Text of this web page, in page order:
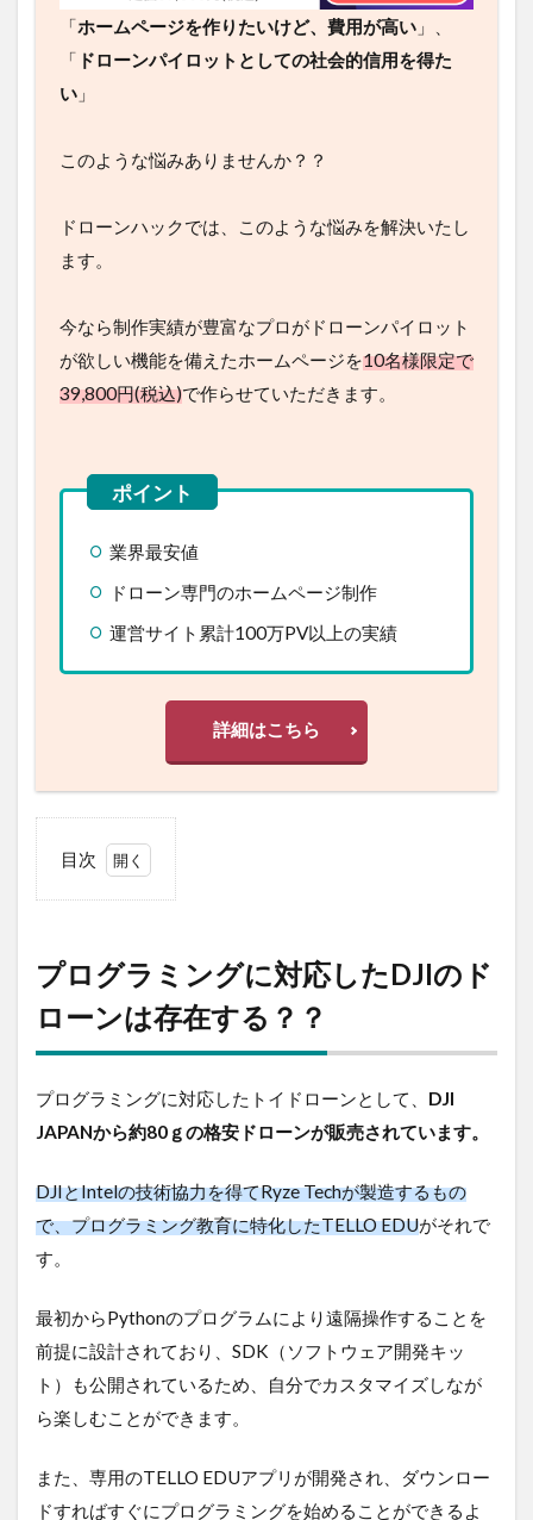
「ホームページを作りたいけど、費用が高い 」、
「 ドローンパイロットとしての社会的信用を得た
い 」
このような悩みありませんか？？
ドローンハックでは、このような悩みを解決いたし
ます。
今なら制作実績が豊富なプロがドローンパイロット
が欲しい機能を備えたホームページを10名様限定で
39,800円(税込)で作らせていただきます。
業界最安値
ドローン専門のホームページ制作
運営サイト累計100万PV以上の実績
詳細はこちら
目次
グに対
応した
DJIの
ドロー
ンは存
る？？
2
EDUは
何がで
きる
ドロ
ーン
プロ
グラ
ミン
グが
る
2.2
プログラミングに対応したDJIのド
ローンは存在する？？
プログラミングに対応したトイドローンとして、 DJI
JAPANから約80ｇの格安ドローンが販売されています。
DJIとIntelの技術協力を得てRyze Techが製造するもの
で、プログラミング教育に特化したTELLO EDUがそれで
す。
最初からPythonのプログラムにより遠隔操作することを
前提に設計されており、SDK（ソフトウェア開発キッ
ト）も公開されているため、自分でカスタマイズしなが
ら楽しむことができます。
また、専用のTELLO EDUアプリが開発され、ダウンロー
ドすればすぐにプログラミングを始めることができるよ